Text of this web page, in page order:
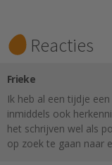
Reacties
Frieke
Ik heb al een tijdje
inmiddels ook
het schrijven wel als
op zoek te gaan naar